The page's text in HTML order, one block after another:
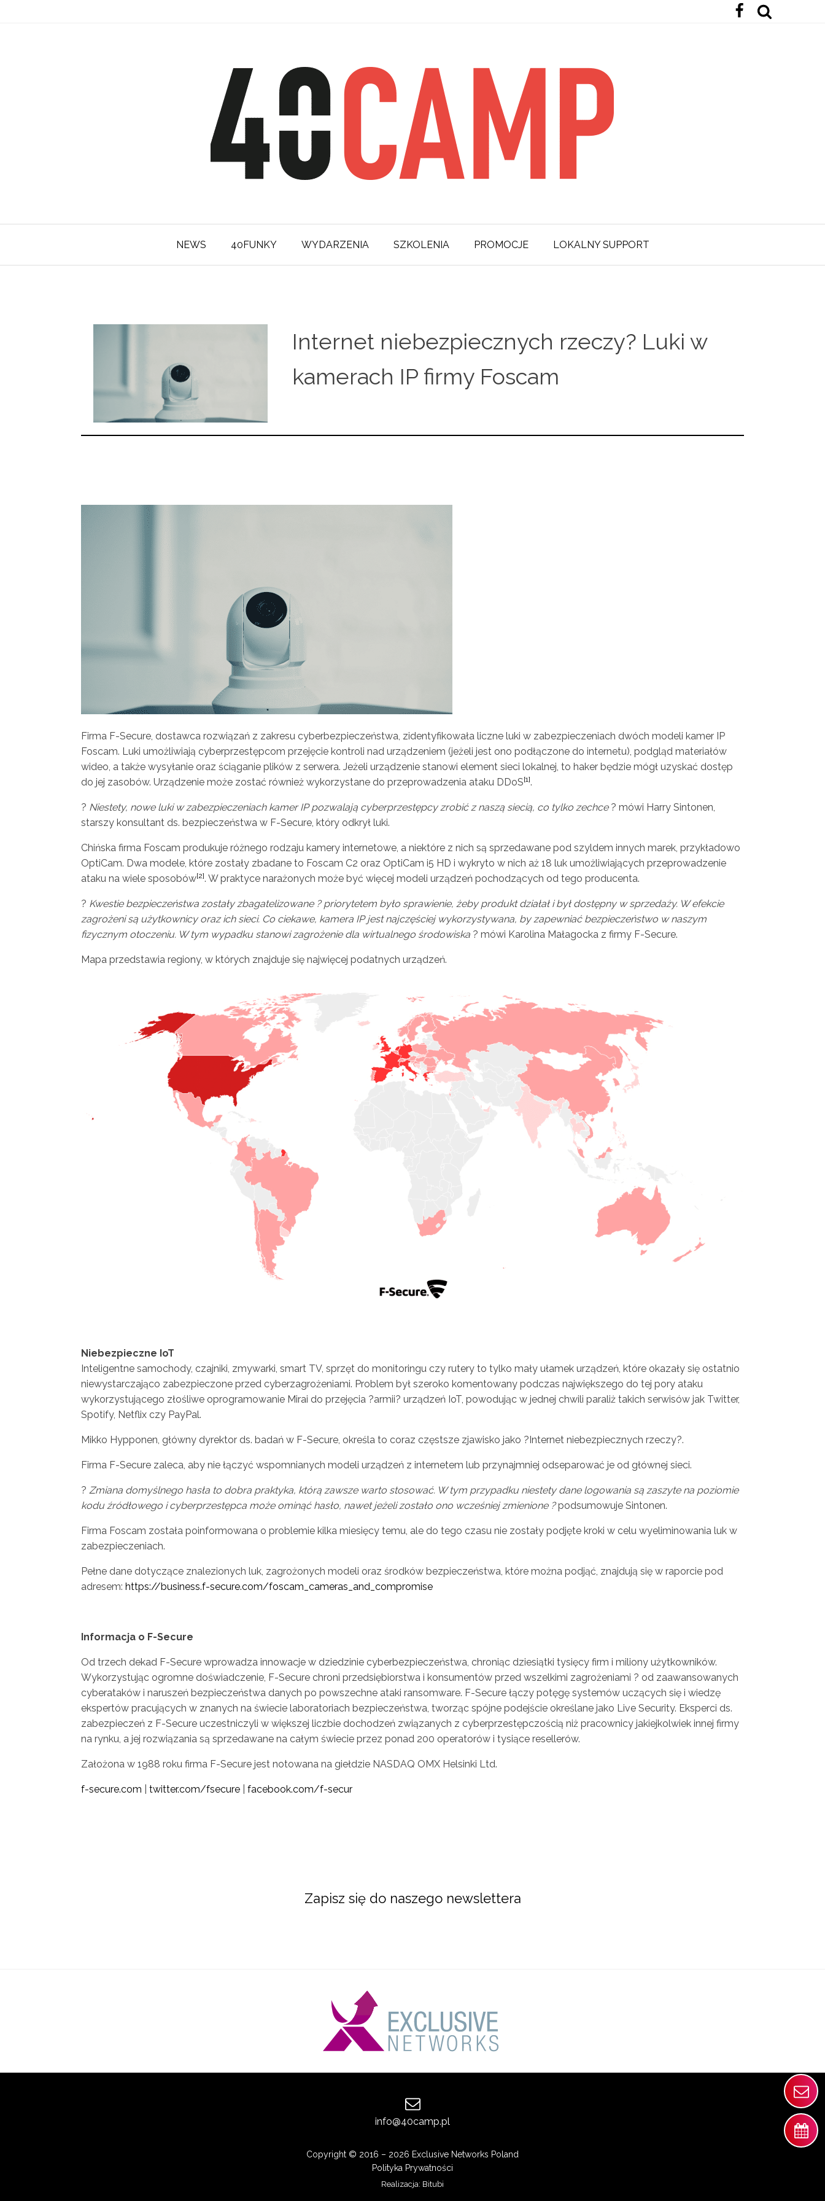
NEWS 40FUNKY WYDARZENIA SZKOLENIA PROMOCJE LOKALNY SUPPORT
Internet niebezpiecznych rzeczy? Luki w
kamerach IP firmy Foscam
Firma F-Secure, dostawca rozwiązań z zakresu cyberbezpieczeństwa, zidentyfikowała liczne luki w zabezpieczeniach dwóch modeli kamer IP
Foscam. Luki umożliwiają cyberprzestępcom przejęcie kontroli nad urządzeniem (jeżeli jest ono podłączone do internetu), podgląd materiałów
wideo, a także wysyłanie oraz ściąganie plików z serwera. Jeżeli urządzenie stanowi element sieci lokalnej, to haker będzie mógł uzyskać dostęp
do jej zasobów. Urządzenie może zostać również wykorzystane do przeprowadzenia ataku DDoS[1].
? Niestety, nowe luki w zabezpieczeniach kamer IP pozwalają cyberprzestępcy zrobić z naszą siecią, co tylko zechce ? mówi Harry Sintonen,
starszy konsultant ds. bezpieczeństwa w F-Secure, który odkrył luki.
Chińska firma Foscam produkuje różnego rodzaju kamery internetowe, a niektóre z nich są sprzedawane pod szyldem innych marek, przykładowo
OptiCam. Dwa modele, które zostały zbadane to Foscam C2 oraz OptiCam i5 HD i wykryto w nich aż 18 luk umożliwiających przeprowadzenie
ataku na wiele sposobów[2]. W praktyce narażonych może być więcej modeli urządzeń pochodzących od tego producenta.
? Kwestie bezpieczeństwa zostały zbagatelizowane ? priorytetem było sprawienie, żeby produkt działał i był dostępny w sprzedaży. W efekcie
zagrożeni są użytkownicy oraz ich sieci. Co ciekawe, kamera IP jest najczęściej wykorzystywana, by zapewniać bezpieczeństwo w naszym
fizycznym otoczeniu. W tym wypadku stanowi zagrożenie dla wirtualnego środowiska ? mówi Karolina Małagocka z firmy F-Secure.
Mapa przedstawia regiony, w których znajduje się najwięcej podatnych urządzeń.
Niebezpieczne IoT
Inteligentne samochody, czajniki, zmywarki, smart TV, sprzęt do monitoringu czy rutery to tylko mały ułamek urządzeń, które okazały się ostatnio
niewystarczająco zabezpieczone przed cyberzagrożeniami. Problem był szeroko komentowany podczas największego do tej pory ataku
wykorzystującego złośliwe oprogramowanie Mirai do przejęcia ?armii? urządzeń IoT, powodując w jednej chwili paraliż takich serwisów jak Twitter,
Spotify, Netflix czy PayPal.
Mikko Hypponen, główny dyrektor ds. badań w F-Secure, określa to coraz częstsze zjawisko jako ?Internet niebezpiecznych rzeczy?.
Firma F-Secure zaleca, aby nie łączyć wspomnianych modeli urządzeń z internetem lub przynajmniej odseparować je od głównej sieci.
? Zmiana domyślnego hasła to dobra praktyka, którą zawsze warto stosować. W tym przypadku niestety dane logowania są zaszyte na poziomie
kodu źródłowego i cyberprzestępca może ominąć hasło, nawet jeżeli zostało ono wcześniej zmienione ?podsumowuje Sintonen.
Firma Foscam została poinformowana o problemie kilka miesięcy temu, ale do tego czasu nie zostały podjęte kroki w celu wyeliminowania luk w
zabezpieczeniach.
Pełne dane dotyczące znalezionych luk, zagrożonych modeli oraz środków bezpieczeństwa, które można podjąć, znajdują się w raporcie pod
adresem: https://business.f-secure.com/foscam_cameras_and_compromise
Informacja o F-Secure
Od trzech dekad F-Secure wprowadza innowacje w dziedzinie cyberbezpieczeństwa, chroniąc dziesiątki tysięcy firm i miliony użytkowników.
Wykorzystując ogromne doświadczenie, F-Secure chroni przedsiębiorstwa i konsumentów przed wszelkimi zagrożeniami ? od zaawansowanych
cyberataków i naruszeń bezpieczeństwa danych po powszechne ataki ransomware. F-Secure łączy potęgę systemów uczących się i wiedzę
ekspertów pracujących w znanych na świecie laboratoriach bezpieczeństwa, tworząc spójne podejście określane jako Live Security. Eksperci ds.
zabezpieczeń z F-Secure uczestniczyli w większej liczbie dochodzeń związanych z cyberprzestępczością niż pracownicy jakiejkolwiek innej firmy
na rynku, a jej rozwiązania są sprzedawane na całym świecie przez ponad 200 operatorów i tysiące resellerów.
Założona w 1988 roku firma F-Secure jest notowana na giełdzie NASDAQ OMX Helsinki Ltd.
f-secure.com twitter.com/fsecure facebook.com/f-secur
Zapisz się do naszego newslettera
info@40camp.pl
Copyright © 2016 – 2026 Exclusive Networks Poland
Polityka Prywatności
Realizacja: Bitubi